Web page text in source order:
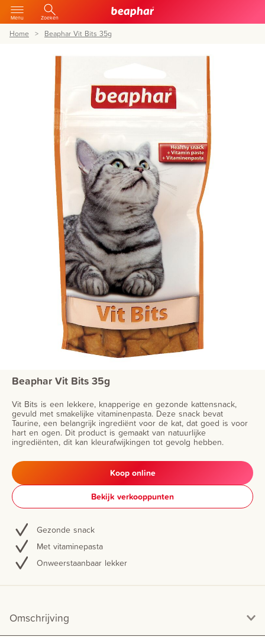
Menu Zoeken
Home Beaphar Vit Bits 35g
Beaphar Vit Bits 35g
Vit Bits is een lekkere, knapperige en gezonde kattensnack,
gevuld met smakelijke vitaminenpasta. Deze snack bevat
Taurine, een belangrijk ingrediënt voor de kat, dat goed is voor
hart en ogen. Dit product is gemaakt van natuurlijke
ingrediënten, dit kan kleurafwijkingen tot gevolg hebben.
Koop online
Bekijk verkooppunten
Gezonde snack
Met vitaminepasta
Onweerstaanbaar lekker
Omschrijving